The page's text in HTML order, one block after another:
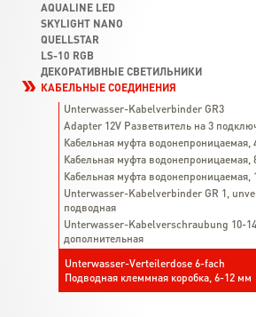
AQUALINE LED
SKYLIGHT NANO
QUELLSTAR
LS-10 RGB
ДЕКОРАТИВНЫЕ СВЕТИЛЬНИКИ
КАБЕЛЬНЫЕ СОЕДИНЕНИЯ
Unterwasser-Kabelverbinder GR3
Adapter 12V Разветвитель на 3
Кабельная муфта водонепроницаемая,
Кабельная муфта водонепроницаемая,
Кабельная муфта водонепроницаемая,
Unterwasser-Kabelverbinder GR 1,
подводная
Unterwasser-Kabelverschraubung 10-
дополнительная
Unterwasser-Verteilerdose 6-fach
Подводная клеммная коробка, 6-12 мм